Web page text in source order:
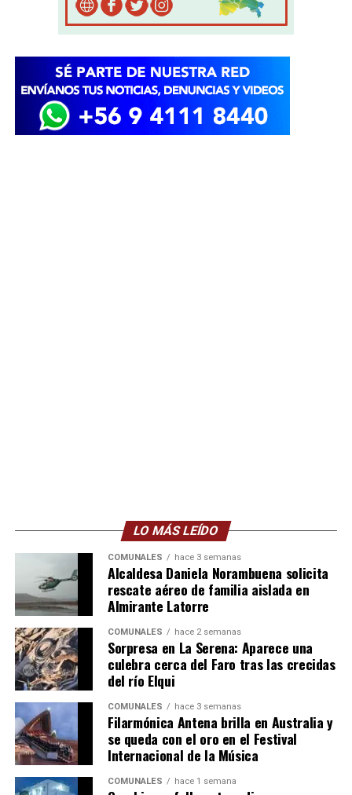
LO MÁS LEÍDO
COMUNALES hace 3 semanas
Alcaldesa Daniela Norambuena solicita
rescate aéreo de familia aislada en
Almirante Latorre
COMUNALES hace 2 semanas
Sorpresa en La Serena: Aparece una
culebra cerca del Faro tras las crecidas
del río Elqui
COMUNALES hace 3 semanas
Filarmónica Antena brilla en Australia y
se queda con el oro en el Festival
Internacional de la Música
COMUNALES hace 1 semana